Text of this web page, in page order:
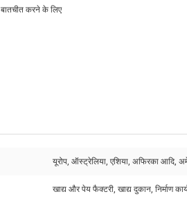
बातचीत करने के लिए
यूरोप, ऑस्ट्रेलिया, एशिया, अफिरका आदि,
खाद्य और पेय फैक्टरी, खाद्य दुकान, निर्माण